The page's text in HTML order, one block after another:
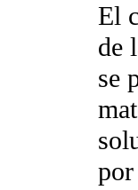
El
de
se